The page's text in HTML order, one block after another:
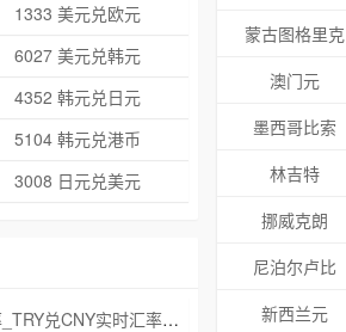
1333 美元兑欧元
6027 美元兑韩元
4352 韩元兑日元
5104 韩元兑港币
3008 日元兑美元
今日人民币兑土耳其里拉实时汇率_TRY兑CNY实时汇率查询 2025年09月21日
蒙古图格里克
澳门元
墨西哥比索
林吉特
挪威克朗
尼泊尔卢比
新西兰元